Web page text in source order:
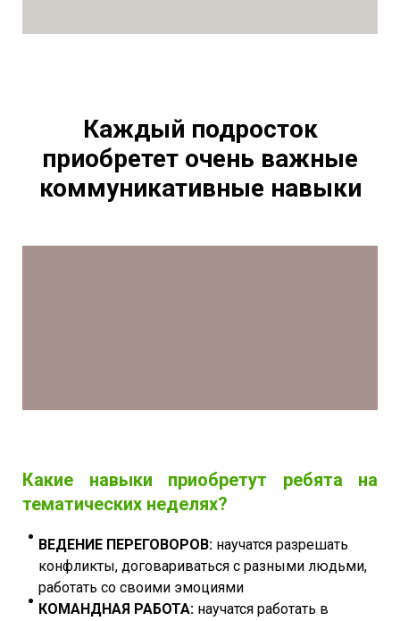
Каждый подросток
приобретет очень важные
коммуникативные навыки
Какие навыки приобретут ребята на
тематических неделях?
ВЕДЕНИЕ ПЕРЕГОВОРОВ: научатся разрешать
конфликты, договариваться с разными людьми,
работать со своими эмоциями
КОМАНДНАЯ РАБОТА: научатся работать в